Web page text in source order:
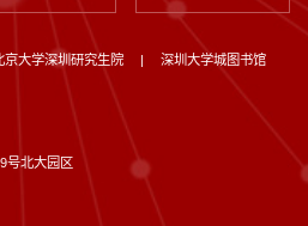
京大学深圳研究生院 | 深圳大学城图书馆
号北大园区